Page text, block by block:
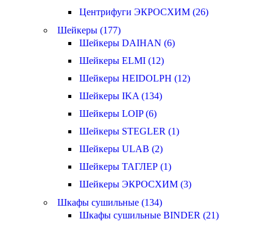
Центрифуги ЭКРОСХИМ (26)
Шейкеры (177)
Шейкеры DAIHAN (6)
Шейкеры ELMI (12)
Шейкеры HEIDOLPH (12)
Шейкеры IKA (134)
Шейкеры LOIP (6)
Шейкеры STEGLER (1)
Шейкеры ULAB (2)
Шейкеры ТАГЛЕР (1)
Шейкеры ЭКРОСХИМ (3)
Шкафы сушильные (134)
Шкафы сушильные BINDER (21)